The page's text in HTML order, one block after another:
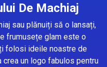
De Machiaj
sau plănuiți să o lansați,
frumusețe glam este o
folosi ideile noastre de
un logo fabulos pentru